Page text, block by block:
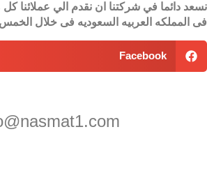
نسعد دائما في شركتنا ان نقدم الي عملائنا
فى المملكه العربيه السعوديه فى خلال
Facebook